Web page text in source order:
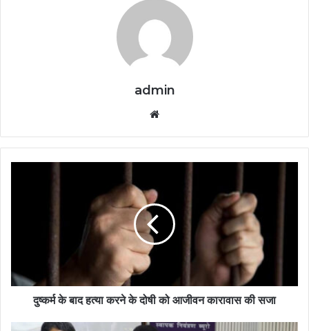
admin
दुष्कर्म के बाद हत्या करने के दोषी को आजीवन कारावास की सजा